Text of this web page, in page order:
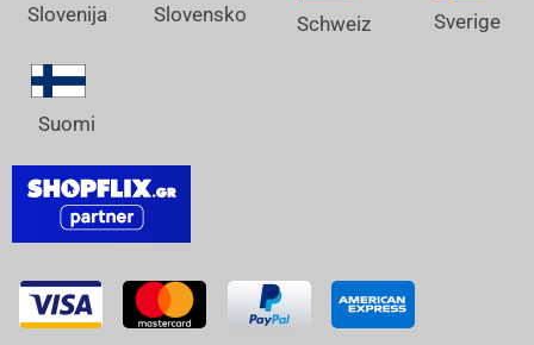
Slovenija Slovensko Schweiz Sverige
Suomi